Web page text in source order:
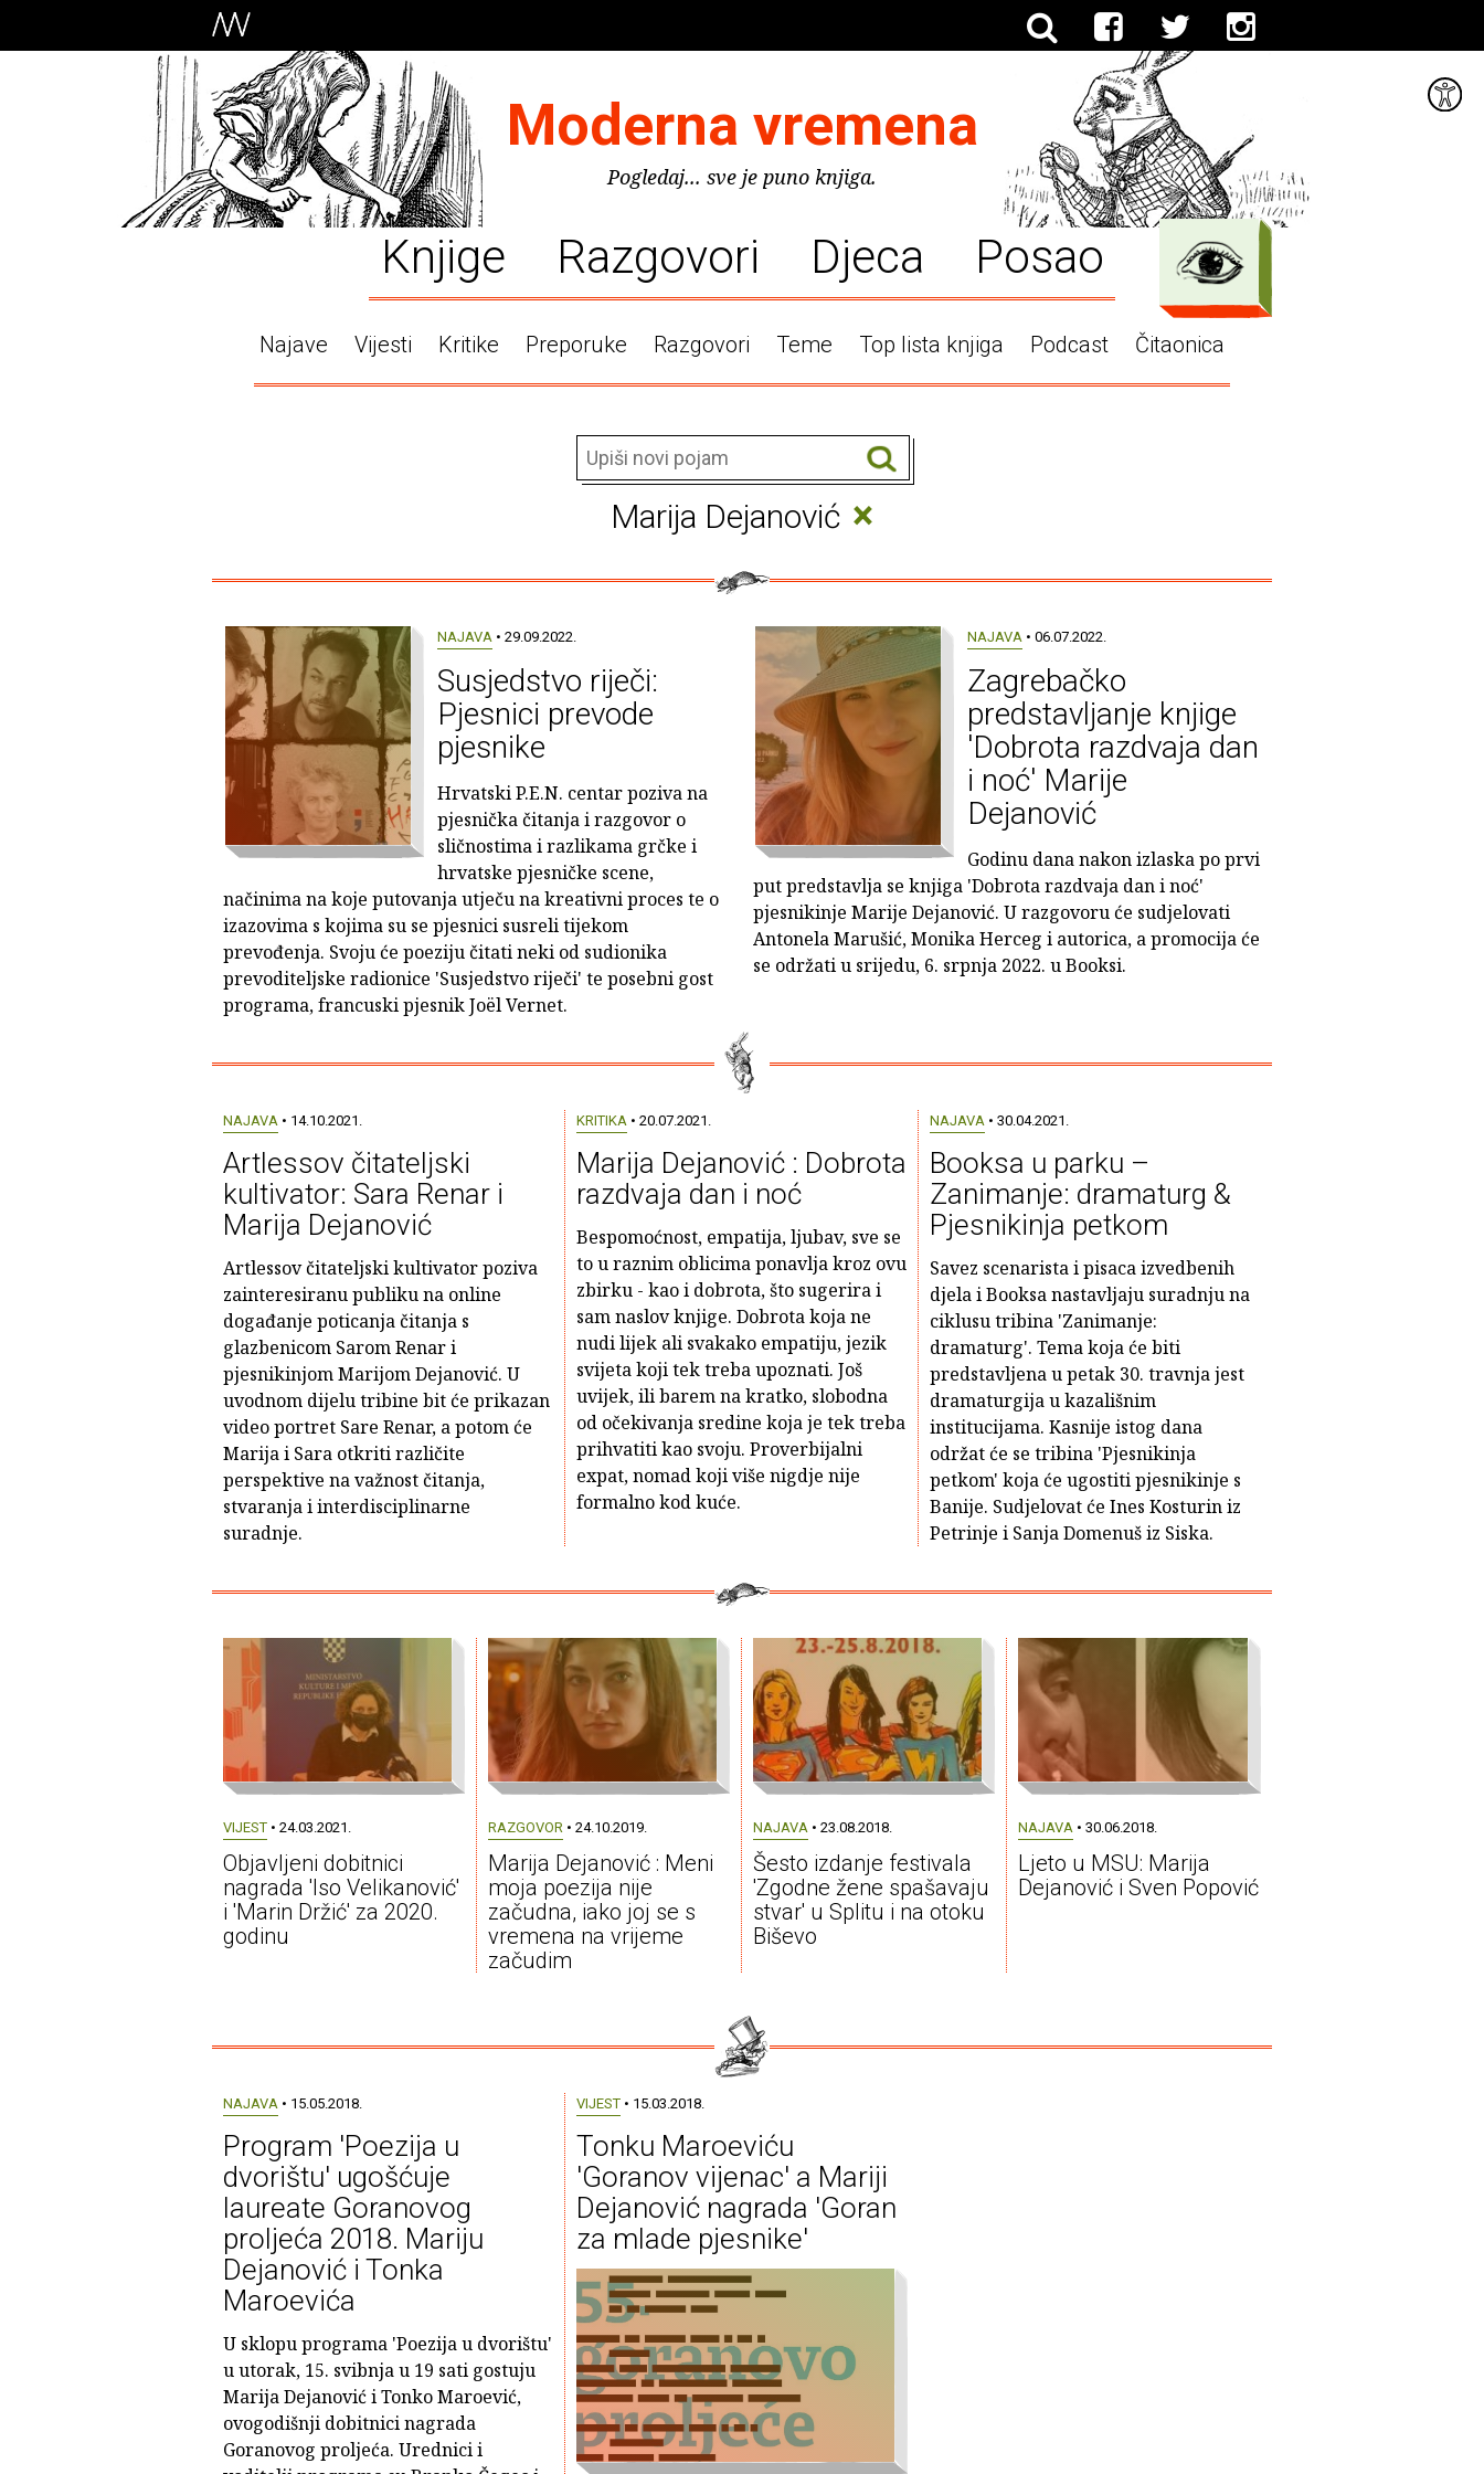
Moderna vremena
Pogledaj... sve je puno knjiga.
Knjige Razgovori Djeca Posao
Najave Vijesti Kritike Preporuke Razgovori Teme Top lista knjiga Podcast Čitaonica
Marija Dejanović ×
NAJAVA • 29.09.2022.
Susjedstvo riječi:
Pjesnici prevode
pjesnike
Hrvatski P.E.N. centar poziva na
pjesnička čitanja i razgovor o
sličnostima i razlikama grčke i
hrvatske pjesničke scene,
načinima na koje putovanja utječu na kreativni proces te o
izazovima s kojima su se pjesnici susreli tijekom
prevođenja. Svoju će poeziju čitati neki od sudionika
prevoditeljske radionice 'Susjedstvo riječi' te posebni gost
programa, francuski pjesnik Joël Vernet.
NAJAVA • 06.07.2022.
Zagrebačko
predstavljanje knjige
'Dobrota razdvaja dan
i noć' Marije
Dejanović
Godinu dana nakon izlaska po prvi
put predstavlja se knjiga 'Dobrota razdvaja dan i noć'
pjesnikinje Marije Dejanović. U razgovoru će sudjelovati
Antonela Marušić, Monika Herceg i autorica, a promocija će
se održati u srijedu, 6. srpnja 2022. u Booksi.
NAJAVA• 14.10.2021.
Artlessov čitateljski
kultivator: Sara Renar i
Marija Dejanović
Artlessov čitateljski kultivator poziva
zainteresiranu publiku na online
događanje poticanja čitanja s
glazbenicom Sarom Renar i
pjesnikinjom Marijom Dejanović. U
uvodnom dijelu tribine bit će prikazan
video portret Sare Renar, a potom će
Marija i Sara otkriti različite
perspektive na važnost čitanja,
stvaranja i interdisciplinarne
suradnje.
KRITIKA• 20.07.2021.
Marija Dejanović : Dobrota
razdvaja dan i noć
Bespomoćnost, empatija, ljubav, sve se
to u raznim oblicima ponavlja kroz ovu
zbirku - kao i dobrota, što sugerira i
sam naslov knjige. Dobrota koja ne
nudi lijek ali svakako empatiju, jezik
svijeta koji tek treba upoznati. Još
uvijek, ili barem na kratko, slobodna
od očekivanja sredine koja je tek treba
prihvatiti kao svoju. Proverbijalni
expat, nomad koji više nigdje nije
formalno kod kuće.
NAJAVA• 30.04.2021.
Booksa u parku –
Zanimanje: dramaturg &
Pjesnikinja petkom
Savez scenarista i pisaca izvedbenih
djela i Booksa nastavljaju suradnju na
ciklusu tribina 'Zanimanje:
dramaturg'. Tema koja će biti
predstavljena u petak 30. travnja jest
dramaturgija u kazališnim
institucijama. Kasnije istog dana
održat će se tribina 'Pjesnikinja
petkom' koja će ugostiti pjesnikinje s
Banije. Sudjelovat će Ines Kosturin iz
Petrinje i Sanja Domenuš iz Siska.
VIJEST• 24.03.2021.
Objavljeni dobitnici
nagrada 'Iso Velikanović'
i 'Marin Držić' za 2020.
godinu
RAZGOVOR • 24.10.2019.
Marija Dejanović : Meni
moja poezija nije
začudna, iako joj se s
vremena na vrijeme
začudim
NAJAVA • 23.08.2018.
Šesto izdanje festivala
'Zgodne žene spašavaju
stvar' u Splitu i na otoku
Biševo
NAJAVA • 30.06.2018.
Ljeto u MSU: Marija
Dejanović i Sven Popović
NAJAVA• 15.05.2018.
Program 'Poezija u
dvorištu' ugošćuje
laureate Goranovog
proljeća 2018. Mariju
Dejanović i Tonka
Maroevića
U sklopu programa 'Poezija u dvorištu'
u utorak, 15. svibnja u 19 sati gostuju
Marija Dejanović i Tonko Maroević,
ovogodišnji dobitnici nagrada
Goranovog proljeća. Urednici i
VIJEST• 15.03.2018.
Tonku Maroeviću
'Goranov vijenac' a Mariji
Dejanović nagrada 'Goran
za mlade pjesnike'